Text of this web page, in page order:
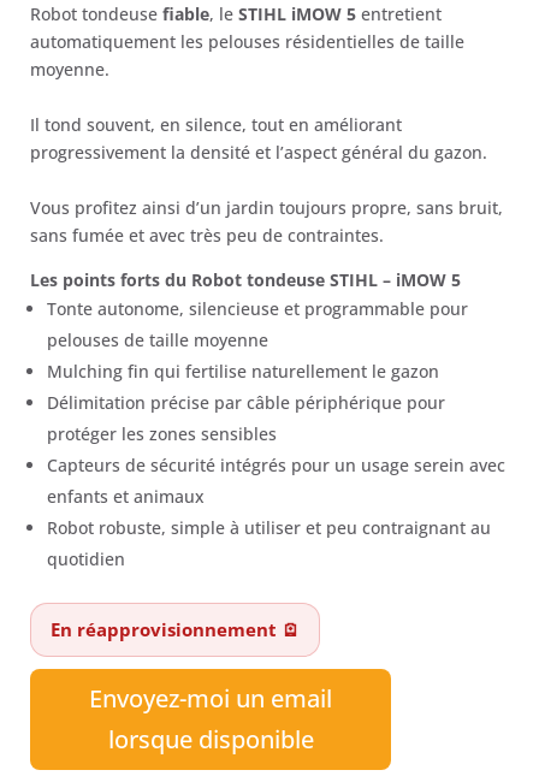
était :
999,00 €.
est :
Robot tondeuse fiable, le STIHL iMOW 5 entretient
automatiquement les pelouses résidentielles de taille
moyenne.
Il tond souvent, en silence, tout en améliorant
progressivement la densité et l’aspect général du gazon.
Vous profitez ainsi d’un jardin toujours propre, sans bruit,
sans fumée et avec très peu de contraintes.
Les points forts du Robot tondeuse STIHL – iMOW 5
Tonte autonome, silencieuse et programmable pour
pelouses de taille moyenne
Mulching fin qui fertilise naturellement le gazon
Délimitation précise par câble périphérique pour
protéger les zones sensibles
Capteurs de sécurité intégrés pour un usage serein avec
enfants et animaux
Robot robuste, simple à utiliser et peu contraignant au
quotidien
En réapprovisionnement 🪫
Envoyez-moi un email
lorsque disponible